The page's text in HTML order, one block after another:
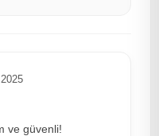
ve güvenli!